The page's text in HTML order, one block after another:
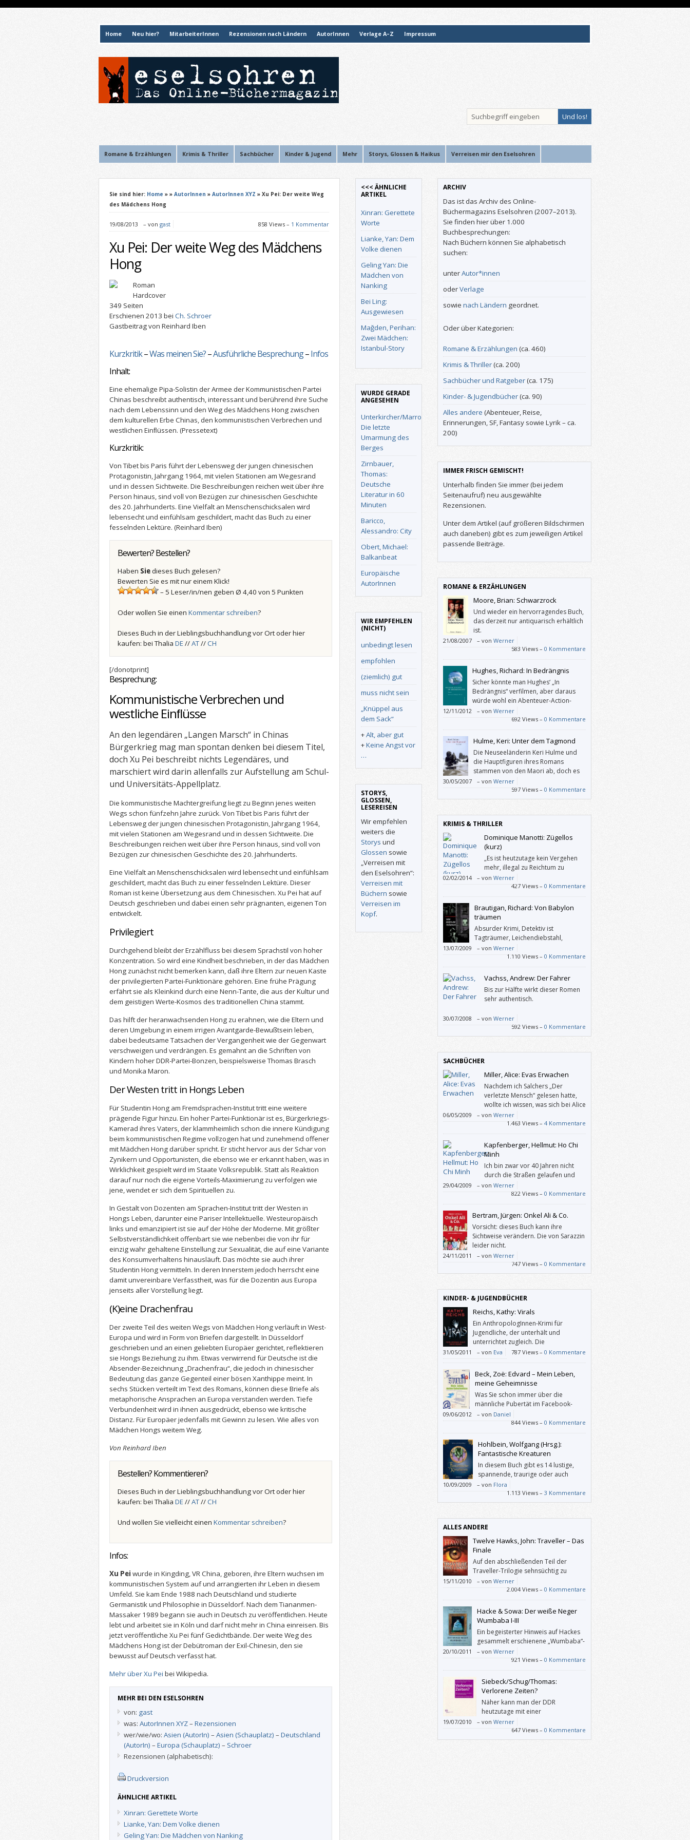
Home Neu hier? MitarbeiterInnen Rezensionen nach Ländern AutorInnen Verlage A–Z Impressum
Romane & Erzählungen Krimis & Thriller Sachbücher Kinder & Jugend Mehr Storys, Glossen & Haikus Verreisen mir den Eselsohren
Sie sind hier: Home » » AutorInnen » AutorInnen XYZ » Xu Pei: Der weite Weg
des Mädchens Hong
19/08/2013 – von gast 858 Views – 1 Kommentar
Xu Pei: Der weite Weg des Mädchens
Hong
Roman
Hardcover
349 Seiten
Erschienen 2013 bei Ch. Schroer
Gastbeitrag von Reinhard Iben
Kurzkritik–Was meinen Sie?–Ausführliche Besprechung–Infos
Inhalt:
Eine ehemalige Pipa-Solistin der Armee der Kommunistischen Partei
Chinas beschreibt authentisch, interessant und berührend ihre Suche
nach dem Lebenssinn und den Weg des Mädchens Hong zwischen
dem kulturellen Erbe Chinas, den kommunistischen Verbrechen und
westlichen Einﬂüssen. (Pressetext)
Kurzkritik:
Von Tibet bis Paris führt der Lebensweg der jungen chinesischen
Protagonistin, Jahrgang 1964, mit vielen Stationen am Wegesrand
und in dessen Sichtweite. Die Beschreibungen reichen weit über ihre
Person hinaus, sind voll von Bezügen zur chinesischen Geschichte
des 20. Jahrhunderts. Eine Vielfalt an Menschenschicksalen wird
lebensecht und einfühlsam geschildert, macht das Buch zu einer
fesselnden Lektüre. (Reinhard Iben)
Bewerten? Bestellen?
Haben Siedieses Buch gelesen?
Bewerten Sie es mit nur einem Klick!
– 5 Leser/in/nen geben Ø 4,40 von 5 Punkten
Oder wollen Sie einen Kommentar schreiben?
Dieses Buch in der Lieblingsbuchhandlung vor Ort oder hier
kaufen: bei Thalia DE//AT//CH
[/donotprint]
Besprechung:
Kommunistische Verbrechen und
westliche Einﬂüsse
An den legendären „Langen Marsch“ in Chinas
Bürgerkrieg mag man spontan denken bei diesem Titel,
doch Xu Pei beschreibt nichts Legendäres, und
marschiert wird darin allenfalls zur Aufstellung am Schul-
und Universitäts-Appellplatz.
Die kommunistische Machtergreifung liegt zu Beginn jenes weiten
Wegs schon fünfzehn Jahre zurück. Von Tibet bis Paris führt der
Lebensweg der jungen chinesischen Protagonistin, Jahrgang 1964,
mit vielen Stationen am Wegesrand und in dessen Sichtweite. Die
Beschreibungen reichen weit über ihre Person hinaus, sind voll von
Bezügen zur chinesischen Geschichte des 20. Jahrhunderts.
Eine Vielfalt an Menschenschicksalen wird lebensecht und einfühlsam
geschildert, macht das Buch zu einer fesselnden Lektüre. Dieser
Roman ist keine Übersetzung aus dem Chinesischen. Xu Pei hat auf
Deutsch geschrieben und dabei einen sehr prägnanten, eigenen Ton
entwickelt.
Privilegiert
Durchgehend bleibt der Erzählfluss bei diesem Sprachstil von hoher
Konzentration. So wird eine Kindheit beschrieben, in der das Mädchen
Hong zunächst nicht bemerken kann, daß ihre Eltern zur neuen Kaste
der privilegierten Partei-Funktionäre gehören. Eine frühe Prägung
erfährt sie als Kleinkind durch eine Nenn-Tante, die aus der Kultur und
dem geistigen Werte-Kosmos des traditionellen China stammt.
Das hilft der heranwachsenden Hong zu erahnen, wie die Eltern und
deren Umgebung in einem irrigen Avantgarde-Bewußtsein leben,
dabei bedeutsame Tatsachen der Vergangenheit wie der Gegenwart
verschweigen und verdrängen. Es gemahnt an die Schriften von
Kindern hoher DDR-Partei-Bonzen, beispielsweise Thomas Brasch
und Monika Maron.
Der Westen tritt in Hongs Leben
Für Studentin Hong am Fremdsprachen-Institut tritt eine weitere
prägende Figur hinzu. Ein hoher Partei-Funktionär ist es, Bürgerkriegs-
Kamerad ihres Vaters, der klammheimlich schon die innere Kündigung
beim kommunistischen Regime vollzogen hat und zunehmend offener
mit Mädchen Hong darüber spricht. Er sticht hervor aus der Schar von
Zynikern und Opportunisten, die ebenso wie er erkannt haben, was in
Wirklichkeit gespielt wird im Staate Volksrepublik. Statt als Reaktion
darauf nur noch die eigene Vorteils-Maximierung zu verfolgen wie
jene, wendet er sich dem Spirituellen zu.
In Gestalt von Dozenten am Sprachen-Institut tritt der Westen in
Hongs Leben, darunter eine Pariser Intellektuelle. Westeuropäisch
links und emanzipiert ist sie auf der Höhe der Moderne. Mit größter
Selbstverständlichkeit offenbart sie wie nebenbei die von ihr für
einzig wahr gehaltene Einstellung zur Sexualität, die auf eine Variante
des Konsumverhaltens hinausläuft. Das möchte sie auch ihrer
Studentin Hong vermitteln. In deren Innerstem jedoch herrscht eine
damit unvereinbare Verfasstheit, was für die Dozentin aus Europa
jenseits aller Vorstellung liegt.
(K)eine Drachenfrau
Der zweite Teil des weiten Wegs von Mädchen Hong verläuft in West-
Europa und wird in Form von Briefen dargestellt. In Düsseldorf
geschrieben und an einen geliebten Europäer gerichtet, reflektieren
sie Hongs Beziehung zu ihm. Etwas verwirrend für Deutsche ist die
Absender-Bezeichnung „Drachenfrau“, die jedoch in chinesischer
Bedeutung das ganze Gegenteil einer bösen Xanthippe meint. In
sechs Stücken verteilt im Text des Romans, können diese Briefe als
metaphorische Ansprachen an Europa verstanden werden. Tiefe
Verbundenheit wird in ihnen ausgedrückt, ebenso wie kritische
Distanz. Für Europäer jedenfalls mit Gewinn zu lesen. Wie alles von
Mädchen Hongs weitem Weg.
Von Reinhard Iben
Bestellen? Kommentieren?
Dieses Buch in der Lieblingsbuchhandlung vor Ort oder hier
kaufen: bei Thalia DE//AT//CH
Und wollen Sie vielleicht einen Kommentar schreiben?
Infos:
Xu Pei wurde in Kingding, VR China, geboren, ihre Eltern wuchsen im
kommunistischen System auf und arrangierten ihr Leben in diesem
Umfeld. Sie kam Ende 1988 nach Deutschland und studierte
Germanistik und Philosophie in Düsseldorf. Nach dem Tiananmen-
Massaker 1989 begann sie auch in Deutsch zu veröffentlichen. Heute
lebt und arbeitet sie in Köln und darf nicht mehr in China einreisen. Bis
jetzt veröffentliche Xu Pei fünf Gedichtbände. Der weite Weg des
Mädchens Hong ist der Debütroman der Exil-Chinesin, den sie
bewusst auf Deutsch verfasst hat.
Mehr über Xu Pei bei Wikipedia.
MEHR BEI DEN ESELSOHREN
von: gast
was: AutorInnen XYZ– Rezensionen
wer/wie/wo: Asien (AutorIn) – Asien (Schauplatz) – Deutschland
(AutorIn) – Europa (Schauplatz) – Schroer
Rezensionen (alphabetisch):
Druckversion
ÄHNLICHE ARTIKEL
Xinran: Gerettete Worte
Lianke, Yan: Dem Volke dienen
Geling Yan: Die Mädchen von Nanking
<<< ÄHNLICHE
ARTIKEL
Xinran: Gerettete
Worte
Lianke, Yan: Dem
Volke dienen
Geling Yan: Die
Mädchen von
Nanking
Bei Ling:
Ausgewiesen
Mağden, Perihan:
Zwei Mädchen:
Istanbul-Story
WURDE GERADE
ANGESEHEN
Unterkircher/Marrone:
Die letzte
Umarmung des
Berges
Zirnbauer,
Thomas:
Deutsche
Literatur in 60
Minuten
Baricco,
Alessandro: City
Obert, Michael:
Balkanbeat
Europäische
AutorInnen
WIR EMPFEHLEN
(NICHT)
unbedingt lesen
empfohlen
(ziemlich) gut
muss nicht sein
„Knüppel aus
dem Sack“
+Alt, aber gut
+Keine Angst vor
…
STORYS,
GLOSSEN,
LESEREISEN
Wir empfehlen
weiters die
Storys und
Glossen sowie
„Verreisen mit
den Eselsohren“:
Verreisen mit
Büchern sowie
Verreisen im
Kopf.
ARCHIV
Das ist das Archiv des Online-
Büchermagazins Eselsohren (2007–2013).
Sie finden hier über 1.000
Buchbesprechungen:
Nach Büchern können Sie alphabetisch
suchen:
unterAutor*innen
oderVerlage
sowie nach Ländern geordnet.
Oder über Kategorien:
Romane & Erzählungen (ca. 460)
Krimis & Thriller(ca. 200)
Sachbücher und Ratgeber(ca. 175)
Kinder- & Jugendbücher(ca. 90)
Alles andere (Abenteuer, Reise,
Erinnerungen, SF, Fantasy sowie Lyrik – ca.
200)
IMMER FRISCH GEMISCHT!
Unterhalb finden Sie immer (bei jedem
Seitenaufruf) neu ausgewählte
Rezensionen.
Unter dem Artikel (auf größeren Bildschirmen
auch daneben) gibt es zum jeweiligen Artikel
passende Beiträge.
ROMANE & ERZÄHLUNGEN
Moore, Brian: Schwarzrock
Und wieder ein hervorragendes Buch,
das derzeit nur antiquarisch erhältlich
ist.
21/08/2007 – von Werner
583 Views – 0 Kommentare
Hughes, Richard: In Bedrängnis
Sicher könnte man Hughes‘ „In
Bedrängnis“ verfilmen, aber daraus
würde wohl ein Abenteuer-Action-
Spektatkel, und das würde dem Buch
nicht gerecht werden. Denn mit seiner sachlichen
Prosa reizt Hughes zum einen die Fantasie der
Lesenden, sich die unglaublichen Geschehnisse
auf einem Frachtschiff auszumalen, das in einen
übermächtigen Hurrikan gerät. Zum anderen
beschreibt er die „biblischen“ Prüfungen der
Mannschaft zwar mit knappen Angaben, doch
man kann sich diese besser vorstellen als in
vielen weit ausgebreiteten psychologischen
Porträts.
12/11/2012 – von Werner
692 Views – 0 Kommentare
Hulme, Keri: Unter dem Tagmond
Die Neuseeländerin Keri Hulme und
die Hauptfiguren ihres Romans
stammen von den Maori ab, doch es
wäre billig, das Ungewöhnliche dieses
Buches einzig auf die Besonderheiten dieses
indigenen Volkes zurückführen zu wollen. Deren
geholfen haben, die Nachtmeerfahrten ihrer
Charaktere zu schildern, ohne ins Peinliche
abzurutschen.
30/05/2007 – von Werner
597 Views – 0 Kommentare
KRIMIS & THRILLER
Dominique Manotti: Zügellos
(kurz)
„Es ist heutzutage kein Vergehen
mehr, illegal zu Reichtum zu
kommen. Es zeugt von Intelligenz
und Stil.“
02/02/2014 – von Werner
427 Views – 0 Kommentare
Brautigan, Richard: Von Babylon
träumen
Absurder Krimi, Detektiv ist
Tagträumer, Leichendiebstahl,
Kinderaugen, Erwachsenenmund,
raffinierter Aufbau, lyrisch. Geht das? Das geht!
Und sieht auf den ersten Blick wie naive Kunst
aus, ist aber eher psychedelische und somit
bewusstseinserweiternd. Anders gesagt:
Brautigan hat mehr mit uns und der Wirklichkeit
zu tun als so manche realistische Prosa.
13/07/2009 – von Werner
1.110 Views – 0 Kommentare
Vachss, Andrew: Der Fahrer
Bis zur Hälfte wirkt dieser Romen
sehr authentisch.
30/07/2008 – von Werner
592 Views – 0 Kommentare
SACHBÜCHER
Miller, Alice: Evas Erwachen
Nachdem ich Salchers „Der
verletzte Mensch“ gelesen hatte,
wollte ich wissen, was sich bei Alice
Miller in den letzten Jahren so
getan hat. Besser gesagt: Vor ca. 25 Jahren waren
Millers erste drei Bücher wichtig für mich, ich las
das „Drama des begabten Kindes“ und sah mich
natürlich selbst als eines. Und jetzt war ich zwar
nicht erstaunt, dass Miller bei ihrem Thema
geblieben ist, sondern über dieses meiner
Meinung nach schlecht geschriebene Buch.
06/05/2009 – von Werner
1.463 Views – 4 Kommentare
Kapfenberger, Hellmut: Ho Chi
Minh
Ich bin zwar vor 40 Jahren nicht
durch die Straßen gelaufen und
habe „Ho-Ho-Ho-Chi-Minh“
skandiert (mit 6?; Anm.), aber dieser Ruf hat sich
irgendwie in mein Gedächtnis gegraben. Und als
ich dieses Buch sah, wollte ich endlich in
Erfahrung bringen, wer dieser Mann war.
29/04/2009 – von Werner
822 Views – 0 Kommentare
Bertram, Jürgen: Onkel Ali & Co.
Vorsicht: dieses Buch kann ihre
Sichtweise verändern. Die von Sarazzin
leider nicht.
24/11/2011 – von Werner
747 Views – 0 Kommentare
KINDER- & JUGENDBÜCHER
Reichs, Kathy: Virals
Ein AnthropologInnen-Krimi für
Jugendliche, der unterhält und
unterrichtet zugleich. Die
ProtagonistInnen sind allesamt auf
feine Art illustrierte Prototypen und laden daher
zur Identifikation ein; dieses Buch wird aber wohl
eher Mädchen ansprechen.
31/05/2011 – von Eva 787 Views – 0 Kommentare
Beck, Zoë: Edvard – Mein Leben,
meine Geheimnisse
Was Sie schon immer über die
männliche Pubertät im Facebook-
Zeitalter wissen wollten, Edvard
erklärt es Ihnen!
09/06/2012 – von Daniel
844 Views – 0 Kommentare
Hohlbein, Wolfgang (Hrsg.):
Fantastische Kreaturen
In diesem Buch gibt es 14 lustige,
spannende, traurige oder auch
schöne Geschichten. Mir hat es auch
gefallen, dass jeder Autor eine andere
Schreibweise hat.
10/09/2009 – von Flora
1.113 Views – 3 Kommentare
ALLES ANDERE
Twelve Hawks, John: Traveller – Das
Finale
Auf den abschließenden Teil der
Traveller-Trilogie sehnsüchtig zu
warten, hat sich nicht gelohnt.
15/11/2010 – von Werner
2.004 Views – 0 Kommentare
Hacke & Sowa: Der weiße Neger
Wumbaba I-III
Ein begeisterter Hinweis auf Hackes
gesammelt erschienene „Wumbaba“-
Trilogie sowie auf Mondegreens und
Soramimis – etwa von Coldmirror.
20/10/2011 – von Werner
921 Views – 0 Kommentare
Siebeck/Schug/Thomas:
Verlorene Zeiten?
Näher kann man der DDR
heutzutage mit einer
populärwissenschaftlichen
Publikation nicht mehr kommen.
19/07/2010 – von Werner
647 Views – 0 Kommentare